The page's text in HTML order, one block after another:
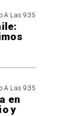
A Las 9:35
A Las 9:35
en
y